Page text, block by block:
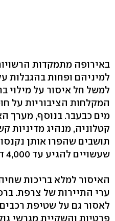
באירופה מתמקדות
למיניהם ופחות בהגבלות
למשל חל איסור על מילוי
המקלחות הציבוריות על
מים כבעבר. בנוסף, מערך
קטלוניה, מנהיג מדיניות
תושבים שהפרו אותן
שעשויים להגיע עד 4,000 דולר.
האיסור למלא בריכות
ערי התיירות של צרפת.
לאסור גם על שטיפת
פרטיות והשקיית מגרשי